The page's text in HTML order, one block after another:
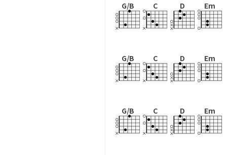
G/B C D Em
G/B C D Em
G/B C D Em